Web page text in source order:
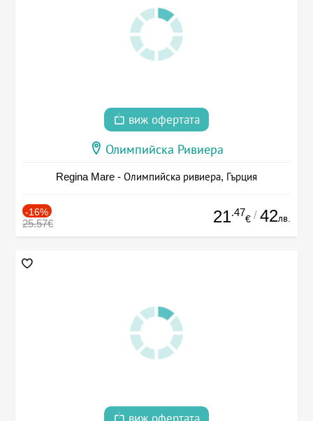
виж офертата
Олимпийска Ривиера
Regina Mare - Олимпийска ривиера, Гърция
-16%
25.57€ 21.47
€ / 42лв.
виж офертата